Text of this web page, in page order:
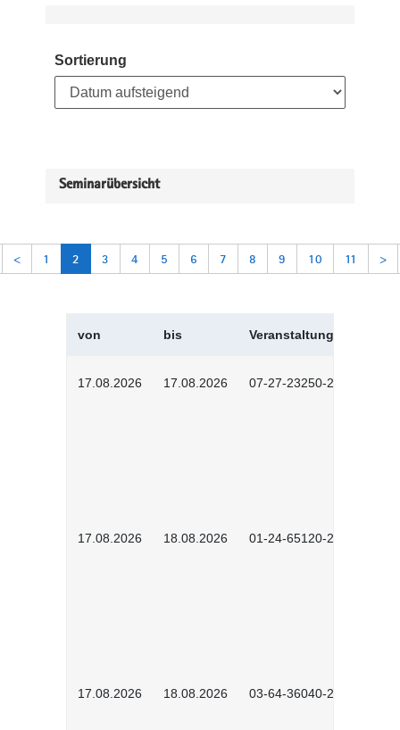
Sortierung
Seminarübersicht
< 1 2 3 4 5 6 7 8 9 10 11 >
von bis Veranstaltungskürzel
17.08.2026 17.08.2026 07-27-23250-2601
17.08.2026 18.08.2026 01-24-65120-2601
17.08.2026 18.08.2026 03-64-36040-2601